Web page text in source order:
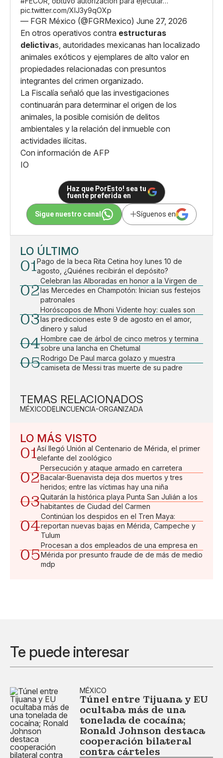
pic.twitter.com/XlJ3y9qOXp
— FGR México (@FGRMexico) June 27, 2026
En otros operativos contra estructuras
delictivas, autoridades mexicanas han localizado
animales exóticos y ejemplares de alto valor en
propiedades relacionadas con presuntos
integrantes del crimen organizado.
La Fiscalía señaló que las investigaciones
continuarán para determinar el origen de los
animales, la posible comisión de delitos
ambientales y la relación del inmueble con
actividades ilícitas.
Con información de AFP
IO
Haz que PorEsto! sea tu
fuente preferida en
Sigue nuestro canal Síguenos en
LO ÚLTIMO
01Pago de la beca Rita Cetina hoy lunes 10 de
agosto, ¿Quiénes recibirán el depósito?
02
Celebran las Alboradas en honor a la Virgen de
las Mercedes en Champotón: Inician sus festejos
patronales
03
Horóscopos de Mhoni Vidente hoy: cuales son
las predicciones este 9 de agosto en el amor,
dinero y salud
04Hombre cae de árbol de cinco metros y termina
sobre una lancha en Chetumal
05Rodrigo De Paul marca golazo y muestra
camiseta de Messi tras muerte de su padre
TEMAS RELACIONADOS
MÉXICODELINCUENCIA-ORGANIZADA
LO MÁS VISTO
01Así llegó Unión al Centenario de Mérida, el primer
elefante del zoológico
02
Persecución y ataque armado en carretera
Bacalar-Buenavista deja dos muertos y tres
heridos; entre las víctimas hay una niña
03Quitarán la histórica playa Punta San Julián a los
habitantes de Ciudad del Carmen
04
Continúan los despidos en el Tren Maya:
reportan nuevas bajas en Mérida, Campeche y
Tulum
05
Procesan a dos empleados de una empresa en
Mérida por presunto fraude de de más de medio
mdp
Te puede interesar
MÉXICO
Túnel entre Tijuana y EU
ocultaba más de una
tonelada de cocaína;
Ronald Johnson destaca
cooperación bilateral
contra cárteles